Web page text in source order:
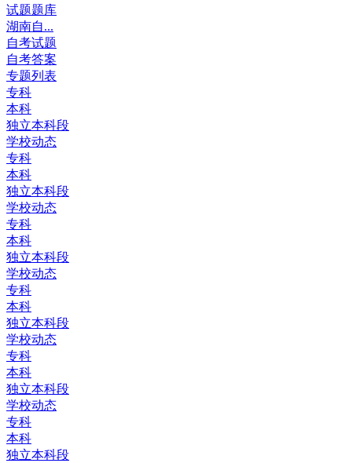
试题题库
湖南自...
自考试题
自考答案
专题列表
专科
本科
独立本科段
学校动态
专科
本科
独立本科段
学校动态
专科
本科
独立本科段
学校动态
专科
本科
独立本科段
学校动态
专科
本科
独立本科段
学校动态
专科
本科
独立本科段